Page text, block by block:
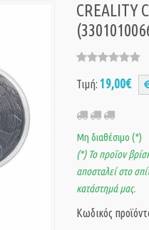
CREALITY
Τιμή: 19,00€
Μη διαθέσιμο (*)
(*) Το προϊον
αποσταλεί στο
κατάστημά μας.
Κωδικός